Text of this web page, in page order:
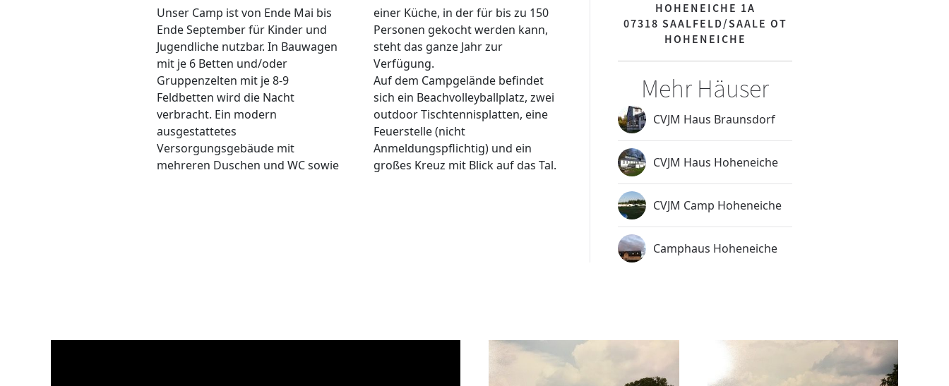
Unser Camp ist von Ende Mai bis
Ende September für Kinder und
Jugendliche nutzbar. In Bauwagen
mit je 6 Betten und/oder
Gruppenzelten mit je 8-9
Feldbetten wird die Nacht
verbracht. Ein modern
ausgestattetes
Versorgungsgebäude mit
mehreren Duschen und WC sowie
einer Küche, in der für bis zu 150
Personen gekocht werden kann,
steht das ganze Jahr zur
Verfügung.
Auf dem Campgelände befindet
sich ein Beachvolleyballplatz, zwei
outdoor Tischtennisplatten, eine
Feuerstelle (nicht
Anmeldungspflichtig) und ein
großes Kreuz mit Blick auf das Tal.
HOHENEICHE 1A
07318 SAALFELD/SAALE OT
HOHENEICHE
Mehr Häuser
CVJM Haus Braunsdorf
CVJM Haus Hoheneiche
CVJM Camp Hoheneiche
Camphaus Hoheneiche